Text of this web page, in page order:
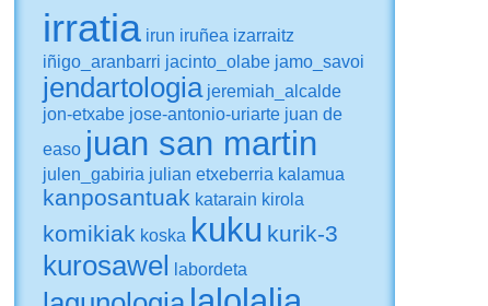
irratia irun iruñea izarraitz
iñigo_aranbarri jacinto_olabe jamo_savoi
jendartologia jeremiah_alcalde
jon-etxabe jose-antonio-uriarte juan de
easo juan san martin
julen_gabiria julian etxeberria kalamua
kanposantuak katarain kirola
komikiak koska kuku kurik-3
kurosawel labordeta